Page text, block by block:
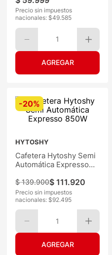
Precio sin impuestos
nacionales: $49.585
1
-20%
HYTOSHY
Cafetera Hytoshy Semi
Automática Expresso
$ 139.900$ 111.920
Precio sin impuestos
nacionales: $92.495
1